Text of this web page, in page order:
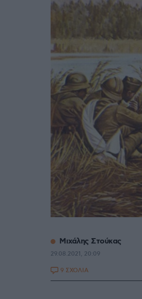
Μιχάλης Στούκας
29.08.2021, 20:09
9 ΣΧΟΛΙΑ